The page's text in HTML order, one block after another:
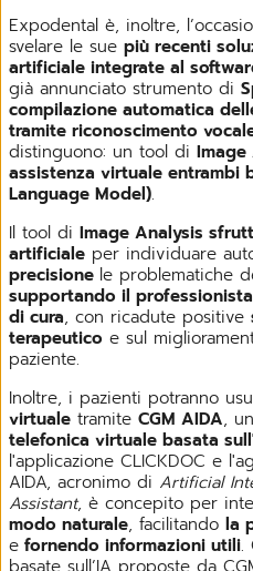
Expodental è, inoltre,
svelare le sue più recenti
artificiale integrate al
già annunciato strumento di
compilazione automatica
tramite riconoscimento
distinguono: un tool di Image
assistenza virtuale entrambi
Language Model).
Il tool di Image Analysis
artificiale per individuare
precisione le problematiche
supportando il
di cura, con ricadute positive
terapeutico e sul
paziente.
Inoltre, i pazienti potranno
virtuale tramite CGM AIDA,
telefonica virtuale basata
l'applicazione CLICKDOC e
AIDA, acronimo di Artificial
Assistant, è concepito per
modo naturale, facilitando la
e fornendo informazioni utili.